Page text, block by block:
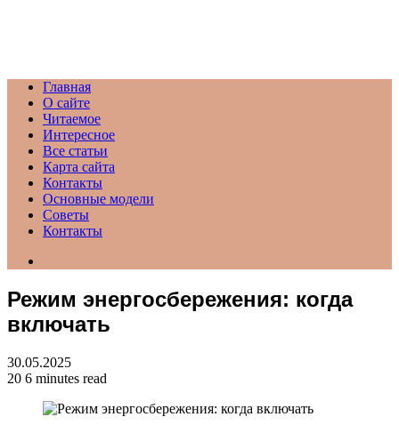
Главная
О сайте
Читаемое
Интересное
Все статьи
Карта сайта
Контакты
Основные модели
Советы
Контакты
Режим энергосбережения: когда
включать
30.05.2025
20 6 minutes read